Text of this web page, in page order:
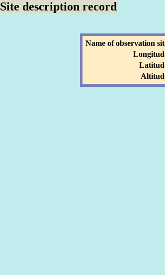
Site description record
Name of observation